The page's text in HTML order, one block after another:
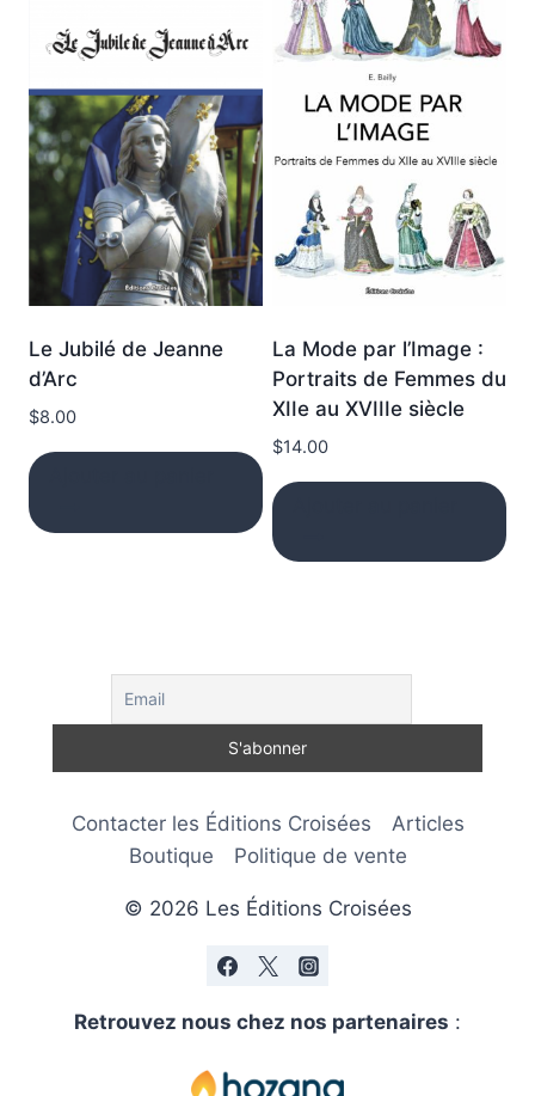
Le Jubilé de Jeanne
d’Arc
$8.00
La Mode par l’Image :
Portraits de Femmes du
XIIe au XVIIIe siècle
$14.00
Contacter les Éditions Croisées
Articles
Boutique
Politique de vente
© 2026 Les Éditions Croisées
Retrouvez nous chez nos partenaires :